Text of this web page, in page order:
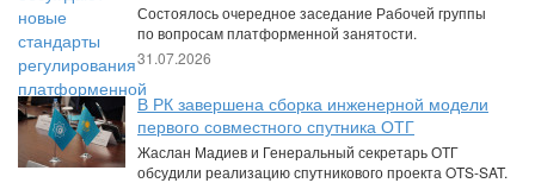
Состоялось очередное заседание Рабочей группы
по вопросам платформенной занятости.
31.07.2026
В РК завершена сборка инженерной модели
первого совместного спутника ОТГ
Жаслан Мадиев и Генеральный секретарь ОТГ
обсудили реализацию спутникового проекта OTS-SAT.